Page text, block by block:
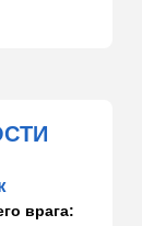
врага: